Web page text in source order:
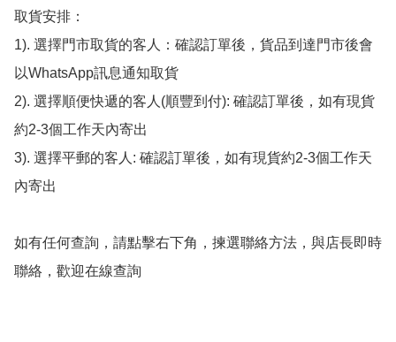
取貨安排：
1). 選擇門市取貨的客人：確認訂單後，貨品到達門市後會
以WhatsApp訊息通知取貨
2). 選擇順便快遞的客人(順豐到付): 確認訂單後，如有現貨
約2-3個工作天內寄出
3). 選擇平郵的客人: 確認訂單後，如有現貨約2-3個工作天
內寄出
如有任何查詢，請點擊右下角，揀選聯絡方法，與店長即時
聯絡，歡迎在線查詢